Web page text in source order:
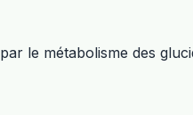
le métabolisme des